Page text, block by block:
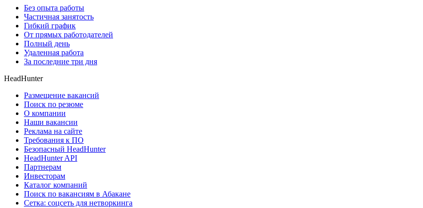
Без опыта работы
Частичная занятость
Гибкий график
От прямых работодателей
Полный день
Удаленная работа
За последние три дня
HeadHunter
Размещение вакансий
Поиск по резюме
О компании
Наши вакансии
Реклама на сайте
Требования к ПО
Безопасный HeadHunter
HeadHunter API
Партнерам
Инвесторам
Каталог компаний
Поиск по вакансиям в Абакане
Сетка: соцсеть для нетворкинга